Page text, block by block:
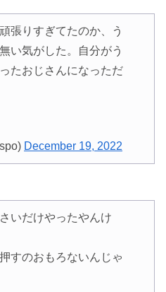
張りすぎてたのか、う
い気がした。自分がう
たおじさんになっただ
December 19, 2022
いだけやったやんけ
すのおもろないんじゃ